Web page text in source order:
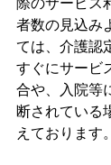
者数の見込み
ては、介護認
すぐにサービ
合や、入院等
断されている
えております。